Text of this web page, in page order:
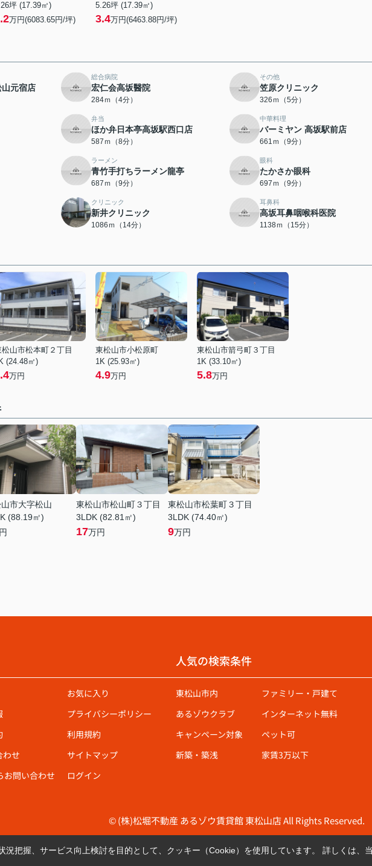
坪 (17.39㎡)
万円(6083.65円/坪)
5.26坪 (17.39㎡)
3.4万円(6463.88円/坪)
元宿店
総合病院
宏仁会高坂醫院
284ｍ（4分）
その他
笠原クリニック
326ｍ（5分）
弁当
ほか弁日本亭高坂駅西口店
587ｍ（8分）
中華料理
バーミヤン 高坂駅前店
661ｍ（9分）
ラーメン
青竹手打ちラーメン龍亭
687ｍ（9分）
眼科
たかさか眼科
697ｍ（9分）
クリニック
新井クリニック
1086ｍ（14分）
耳鼻科
高坂耳鼻咽喉科医院
1138ｍ（15分）
松山市松本町２丁目
(24.48㎡)
万円
東松山市小松原町
1K (25.93㎡)
4.9万円
東松山市箭弓町３丁目
1K (33.10㎡)
5.8万円
市大字松山
(88.19㎡)
東松山市松山町３丁目
3LDK (82.81㎡)
17万円
東松山市松葉町３丁目
3LDK (74.40㎡)
9万円
わせ
お問い合わせ
お気に入り
プライバシーポリシー
利用規約
サイトマップ
ログイン
人気の検索条件
東松山市内
ファミリー・戸建て
あるゾウクラブ
インターネット無料
キャンペーン対象
ペット可
新築・築浅
家賃3万以下
© (株)松堀不動産 あるゾウ賃貸館 東松山店 All Rights Reserved.
況把握、サービス向上検討を目的として、クッキー（Cookie）を使用しています。 詳しくは、